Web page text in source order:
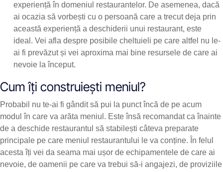
experiență în domeniul restaurantelor. De asemenea, dacă
ai ocazia să vorbești cu o persoană care a trecut deja prin
această experiență a deschiderii unui restaurant, este
ideal. Vei afla despre posibile cheltuieli pe care altfel nu le-
ai fi prevăzut și vei aproxima mai bine resursele de care ai
nevoie la început.
Cum îți construiești meniul?
Probabil nu te-ai fi gândit să pui la punct încă de pe acum
modul în care va arăta meniul. Este însă recomandat ca înainte
de a deschide restaurantul să stabilești câteva preparate
principale pe care meniul restaurantului le va conține. În felul
acesta îți vei da seama mai ușor de echipamentele de care ai
nevoie, de oamenii pe care va trebui să-i angajezi, de proviziile